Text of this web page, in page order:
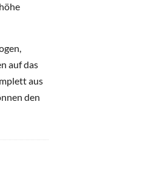
auf das
aus
den